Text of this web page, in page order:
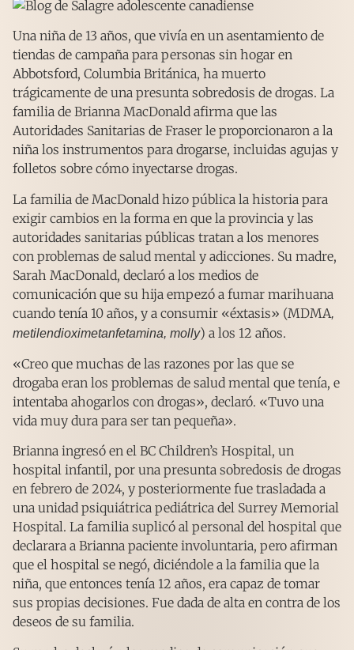
Una niña de 13 años, que vivía en un asentamiento de
tiendas de campaña para personas sin hogar en
Abbotsford, Columbia Británica, ha muerto
trágicamente de una presunta sobredosis de drogas. La
familia de Brianna MacDonald afirma que las
Autoridades Sanitarias de Fraser le proporcionaron a la
niña los instrumentos para drogarse, incluidas agujas y
folletos sobre cómo inyectarse drogas.
La familia de MacDonald hizo pública la historia para
exigir cambios en la forma en que la provincia y las
autoridades sanitarias públicas tratan a los menores
con problemas de salud mental y adicciones. Su madre,
Sarah MacDonald, declaró a los medios de
comunicación que su hija empezó a fumar marihuana
cuando tenía 10 años, y a consumir «éxtasis» (MDMA,
metilendioximetanfetamina, molly) a los 12 años.
«Creo que muchas de las razones por las que se
drogaba eran los problemas de salud mental que tenía, e
intentaba ahogarlos con drogas», declaró. «Tuvo una
vida muy dura para ser tan pequeña».
Brianna ingresó en el BC Children’s Hospital, un
hospital infantil, por una presunta sobredosis de drogas
en febrero de 2024, y posteriormente fue trasladada a
una unidad psiquiátrica pediátrica del Surrey Memorial
Hospital. La familia suplicó al personal del hospital que
declarara a Brianna paciente involuntaria, pero afirman
que el hospital se negó, diciéndole a la familia que la
niña, que entonces tenía 12 años, era capaz de tomar
sus propias decisiones. Fue dada de alta en contra de los
deseos de su familia.